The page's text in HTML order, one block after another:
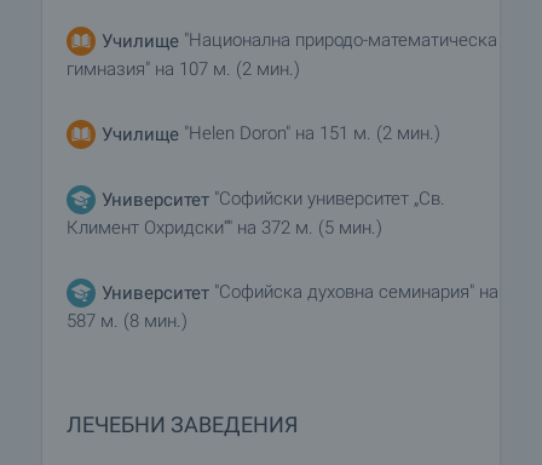
Училище "Национална природо-математическа
гимназия" на 107 м. (2 мин.)
Училище "Helen Doron" на 151 м. (2 мин.)
Университет "Софийски университет „Св.
Климент Охридски“" на 372 м. (5 мин.)
Университет "Софийска духовна семинария" на
587 м. (8 мин.)
ЛЕЧЕБНИ ЗАВЕДЕНИЯ